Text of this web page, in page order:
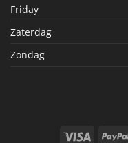
Friday
Zaterdag
Zondag
Visa